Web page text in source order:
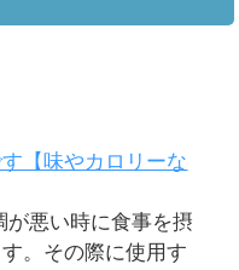
【味やカロリーな
悪い時に食事を摂
。その際に使用す